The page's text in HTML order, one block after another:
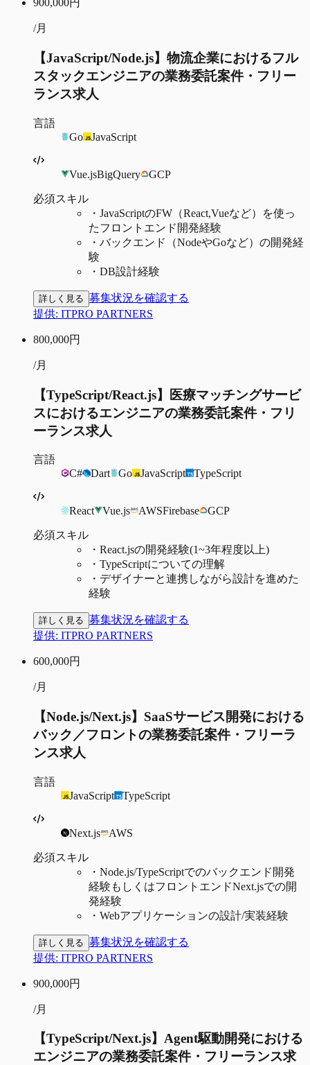
900,000円
/月
【JavaScript/Node.js】物流企業におけるフル
スタックエンジニアの業務委託案件・フリー
ランス求人
言語
Go
JavaScript
Vue.jsBigQuery GCP
必須スキル
・ JavaScriptのFW（React,Vueなど）を使っ
たフロントエンド開発経験
・ バックエンド（NodeやGoなど）の開発経
験
・ DB設計経験
詳しく見る 募集状況を確認する
提供: ITPRO PARTNERS
800,000円
/月
【TypeScript/React.js】医療マッチングサービ
スにおけるエンジニアの業務委託案件・フリ
ーランス求人
言語
C#
Dart Go JavaScript TypeScript
React Vue.js AWSFirebase GCP
必須スキル
・ React.jsの開発経験(1~3年程度以上)
・ TypeScriptについての理解
・ デザイナーと連携しながら設計を進めた
経験
詳しく見る 募集状況を確認する
提供: ITPRO PARTNERS
600,000円
/月
【Node.js/Next.js】SaaSサービス開発における
バック／フロントの業務委託案件・フリーラ
ンス求人
言語
JavaScript
TypeScript
Next.js AWS
必須スキル
・ Node.js/TypeScriptでのバックエンド開発
経験もしくはフロントエンドNext.jsでの開
発経験
・ Webアプリケーションの設計/実装経験
詳しく見る 募集状況を確認する
提供: ITPRO PARTNERS
900,000円
/月
【TypeScript/Next.js】Agent駆動開発における
エンジニアの業務委託案件・フリーランス求